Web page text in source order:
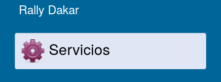
Rally Dakar
Servicios